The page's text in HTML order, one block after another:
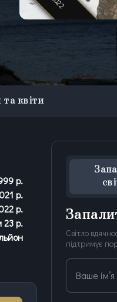
та квіти
р.
р.
р.
23 р.
Світло
підтримує
Ваше ім’я